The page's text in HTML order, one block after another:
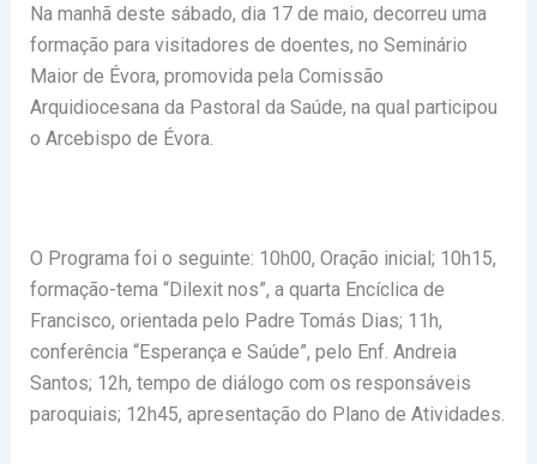
Na manhã deste sábado, dia 17 de maio, decorreu uma
formação para visitadores de doentes, no Seminário
Maior de Évora, promovida pela Comissão
Arquidiocesana da Pastoral da Saúde, na qual participou
o Arcebispo de Évora.
O Programa foi o seguinte: 10h00, Oração inicial; 10h15,
formação-tema “Dilexit nos”, a quarta Encíclica de
Francisco, orientada pelo Padre Tomás Dias; 11h,
conferência “Esperança e Saúde”, pelo Enf. Andreia
Santos; 12h, tempo de diálogo com os responsáveis
paroquiais; 12h45, apresentação do Plano de Atividades.